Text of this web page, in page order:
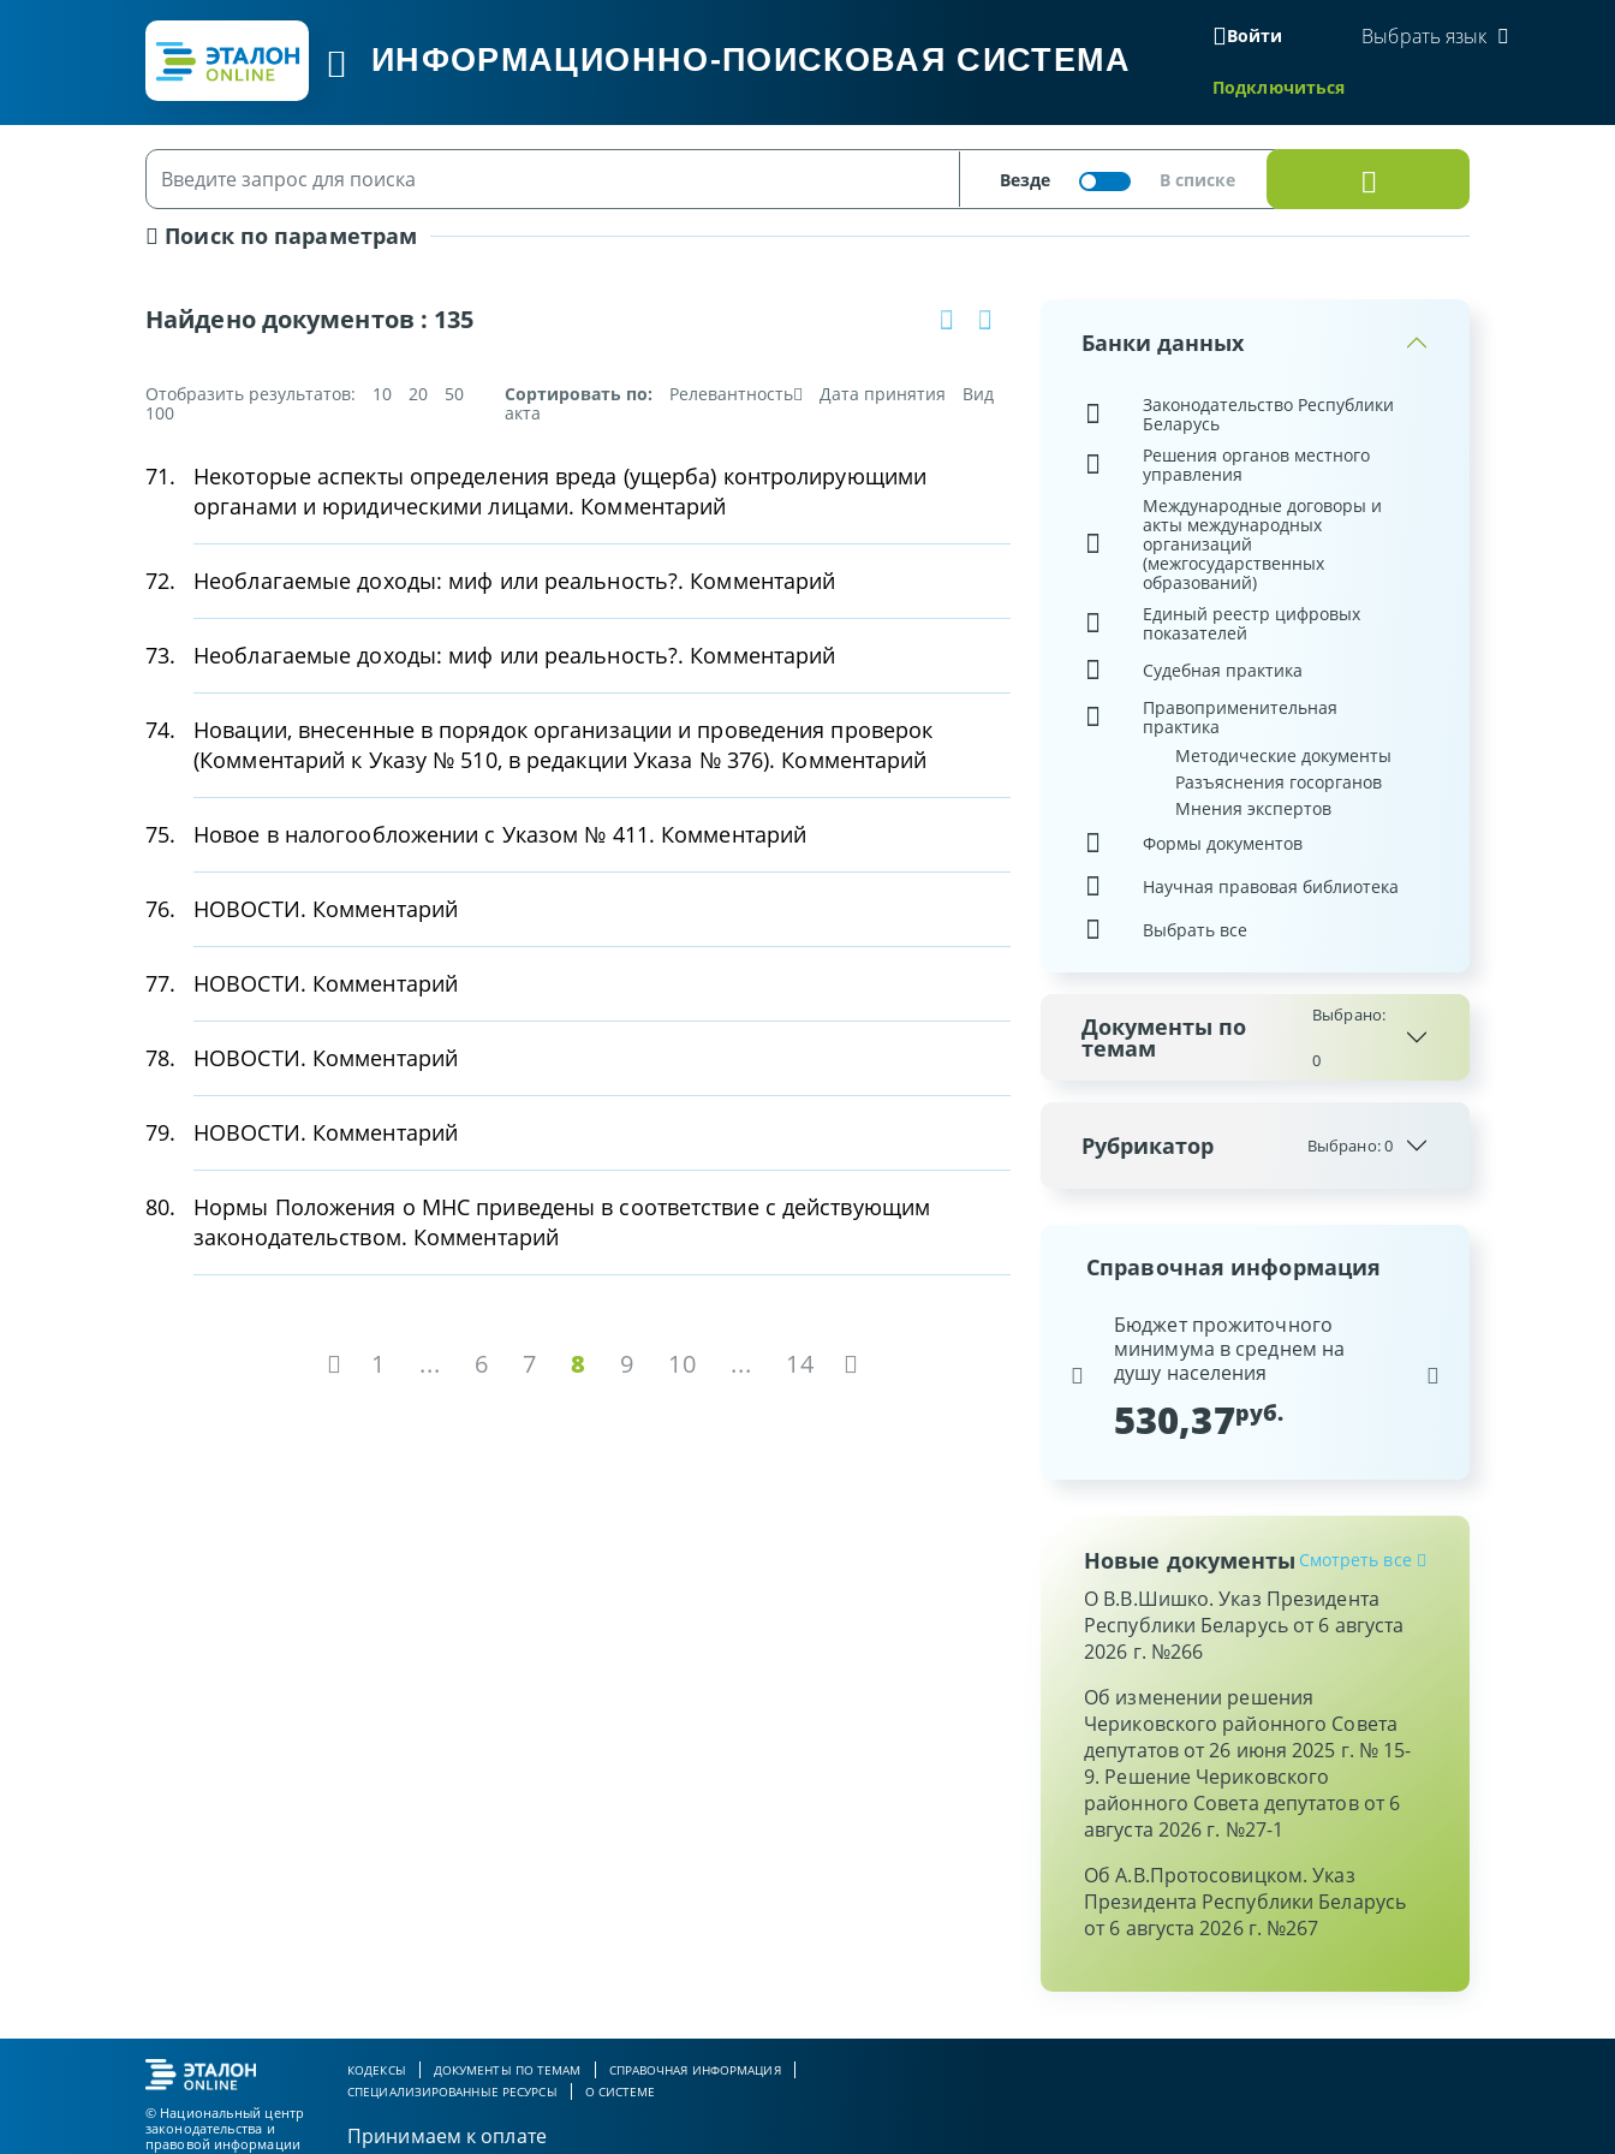
ИНФОРМАЦИОННО-ПОИСКОВАЯ СИСТЕМА
Войти
Подключиться
Выбрать язык
Поиск по параметрам
Найдено документов : 135
Отобразить результатов: 10 20
50
100
Сортировать по: Релевантность Дата принятия
Вид
акта
71.
Некоторые аспекты определения вреда (ущерба) контролирующими
органами и юридическими лицами. Комментарий
72. Необлагаемые доходы: миф или реальность?. Комментарий
73. Необлагаемые доходы: миф или реальность?. Комментарий
74.
Новации, внесенные в порядок организации и проведения проверок
(Комментарий к Указу № 510, в редакции Указа № 376). Комментарий
75. Новое в налогообложении с Указом № 411. Комментарий
76. НОВОСТИ. Комментарий
77. НОВОСТИ. Комментарий
78. НОВОСТИ. Комментарий
79. НОВОСТИ. Комментарий
80.
Нормы Положения о МНС приведены в соответствие с действующим
законодательством. Комментарий
1 ... 6 7 8 9 10 ... 14
Банки данных
Законодательство Республики
Беларусь
Решения органов местного
управления
Международные договоры и
акты международных
организаций
(межгосударственных
образований)
Единый реестр цифровых
показателей
Судебная практика
Правоприменительная
практика
Методические документы
Разъяснения госорганов
Мнения экспертов
Формы документов
Научная правовая библиотека
Выбрать все
Документы по
темам
Выбрано:
0
Рубрикатор Выбрано:0
Справочная информация
20,03
Бюджет прожиточного
минимума в среднем на
душу населения
530,37руб.
Республики Беларусь
Новые документы Смотреть все
О В.В.Шишко. Указ Президента
Республики Беларусь от 6 августа
2026 г. №266
Об изменении решения
Чериковского районного Совета
депутатов от 26 июня 2025 г. № 15-
9. Решение Чериковского
районного Совета депутатов от 6
августа 2026 г. №27-1
Об А.В.Протосовицком. Указ
Президента Республики Беларусь
от 6 августа 2026 г. №267
© Национальный центр
законодательства и
правовой информации
КОДЕКСЫ ДОКУМЕНТЫ ПО ТЕМАМ
СПРАВОЧНАЯ ИНФОРМАЦИЯ
СПЕЦИАЛИЗИРОВАННЫЕ РЕСУРСЫ
О СИСТЕМЕ
Принимаем к оплате